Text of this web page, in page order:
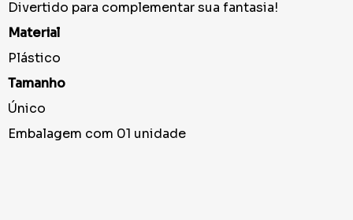
Divertido para complementar sua fantasia!
Material
Plástico
Tamanho
Único
Embalagem com 01 unidade